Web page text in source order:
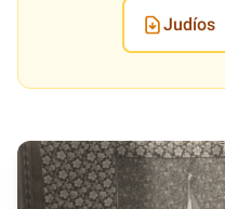
Judíos